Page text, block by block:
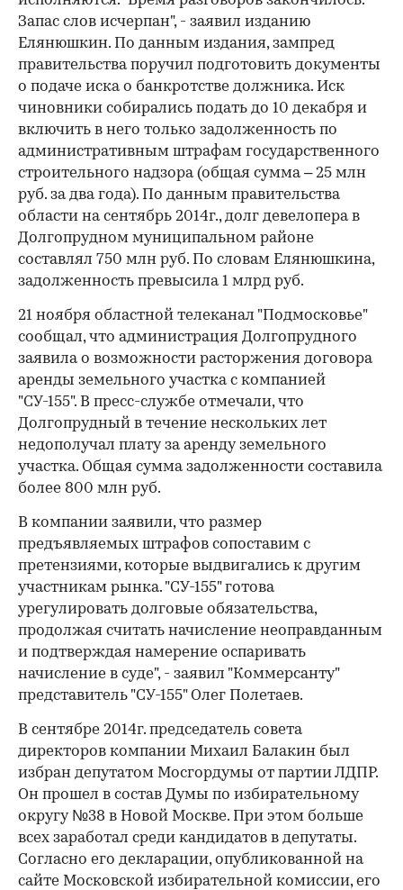
Запас слов исчерпан", - заявил изданию
Елянюшкин. По данным издания, зампред
правительства поручил подготовить документы
о подаче иска о банкротстве должника. Иск
чиновники собирались подать до 10 декабря и
включить в него только задолженность по
административным штрафам государственного
строительного надзора (общая сумма – 25 млн
руб. за два года). По данным правительства
области на сентябрь 2014г., долг девелопера в
Долгопрудном муниципальном районе
составлял 750 млн руб. По словам Елянюшкина,
задолженность превысила 1 млрд руб.
21 ноября областной телеканал "Подмосковье"
сообщал, что администрация Долгопрудного
заявила о возможности расторжения договора
аренды земельного участка с компанией
"СУ-155". В пресс-службе отмечали, что
Долгопрудный в течение нескольких лет
недополучал плату за аренду земельного
участка. Общая сумма задолженности составила
более 800 млн руб.
В компании заявили, что размер
предъявляемых штрафов сопоставим с
претензиями, которые выдвигались к другим
участникам рынка. "СУ-155" готова
урегулировать долговые обязательства,
продолжая считать начисление неоправданным
и подтверждая намерение оспаривать
начисление в суде", - заявил "Коммерсанту"
представитель "СУ-155" Олег Полетаев.
В сентябре 2014г. председатель совета
директоров компании Михаил Балакин был
избран депутатом Мосгордумы от партии ЛДПР.
Он прошел в состав Думы по избирательному
округу №38 в Новой Москве. При этом больше
всех заработал среди кандидатов в депутаты.
Согласно его декларации, опубликованной на
сайте Московской избирательной комиссии, его